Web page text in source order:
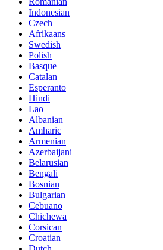
Indonesian
Czech
Afrikaans
Swedish
Polish
Basque
Catalan
Esperanto
Hindi
Lao
Albanian
Amharic
Armenian
Azerbaijani
Belarusian
Bengali
Bosnian
Bulgarian
Cebuano
Chichewa
Corsican
Croatian